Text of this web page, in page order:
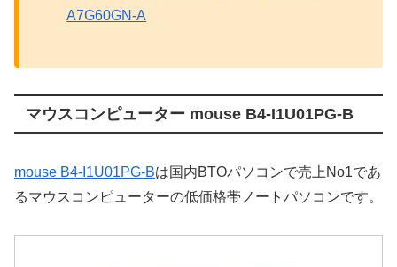
A7G60GN-A
マウスコンピューター mouse B4-I1U01PG-B
mouse B4-I1U01PG-Bは国内BTOパソコンで売上No1であ
るマウスコンピューターの低価格帯ノートパソコンです。